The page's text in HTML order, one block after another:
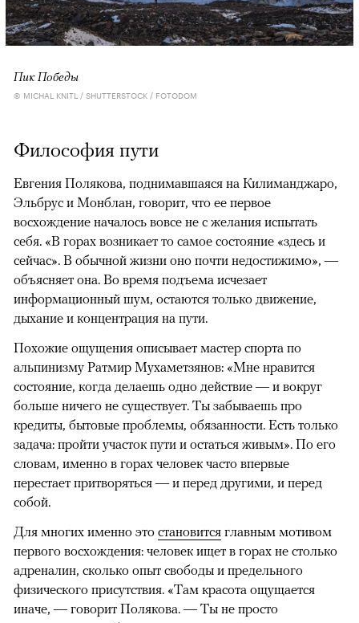
Пик Победы
© MICHAL KNITL / SHUTTERSTOCK / FOTODOM
Философия пути
Евгения Полякова, поднимавшаяся на Килиманджаро,
Эльбрус и Монблан, говорит, что ее первое
восхождение началось вовсе не с желания испытать
себя. «В горах возникает то самое состояние «здесь и
сейчас». В обычной жизни оно почти недостижимо», —
объясняет она. Во время подъема исчезает
информационный шум, остаются только движение,
дыхание и концентрация на пути.
Похожие ощущения описывает мастер спорта по
альпинизму Ратмир Мухаметзянов: «Мне нравится
состояние, когда делаешь одно действие — и вокруг
больше ничего не существует. Ты забываешь про
кредиты, бытовые проблемы, обязанности. Есть только
задача: пройти участок пути и остаться живым». По его
словам, именно в горах человек часто впервые
перестает притворяться — и перед другими, и перед
собой.
Для многих именно это становится главным мотивом
первого восхождения: человек ищет в горах не столько
адреналин, сколько опыт свободы и предельного
физического присутствия. «Там красота ощущается
иначе, — говорит Полякова. — Ты не просто